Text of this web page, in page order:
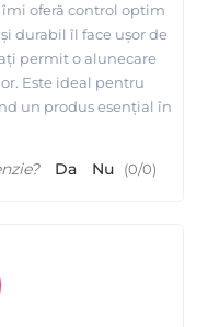
oferă control optim
durabil îl face ușor de
permit o alunecare
Este ideal pentru
un produs esențial în
Da Nu (0/0)